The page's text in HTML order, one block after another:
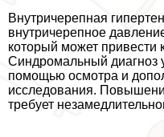
Внутричерепная
внутричерепное
который может привести
Синдромальный диагноз
помощью осмотра и
исследования.
требует